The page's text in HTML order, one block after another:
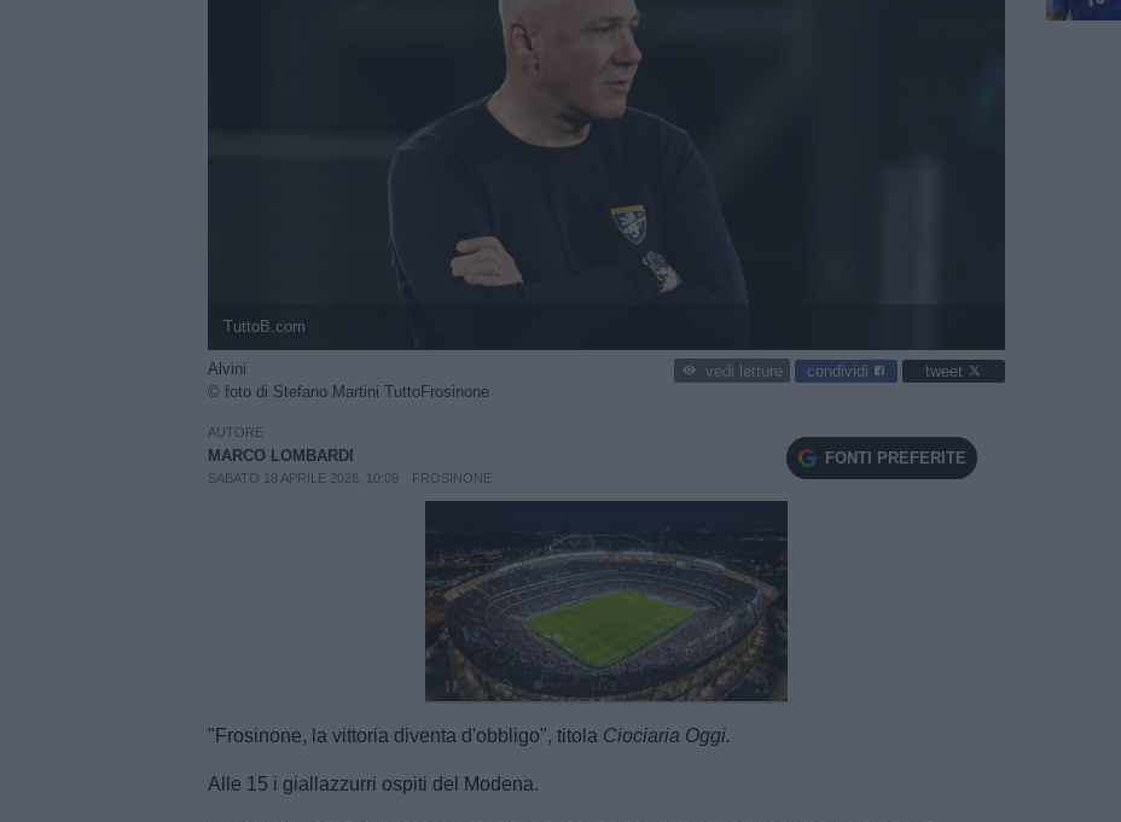
TuttoB.com
Alvini
© foto di Stefano Martini TuttoFrosinone
vedi letture condividi tweet
AUTORE
MARCO LOMBARDI
SABATO 18 APRILE 2026, 10:09 FROSINONE
FONTI PREFERITE
100.00%
"Frosinone, la vittoria diventa d'obbligo", titola Ciociaria Oggi.
Alle 15 i giallazzurri ospiti del Modena.